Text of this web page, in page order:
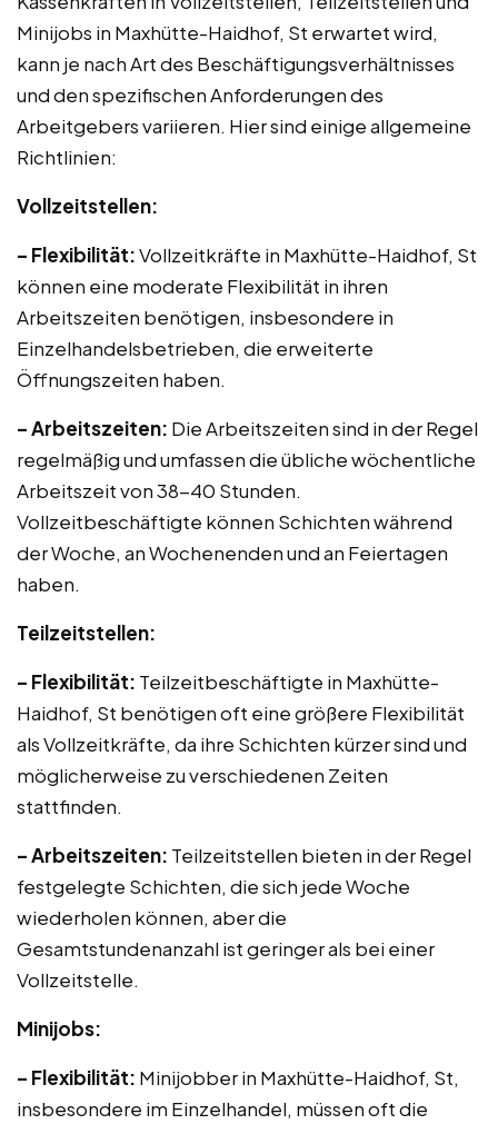
Minijobs in Maxhütte-Haidhof, St erwartet wird,
kann je nach Art des Beschäftigungsverhältnisses
und den spezifischen Anforderungen des
Arbeitgebers variieren. Hier sind einige allgemeine
Richtlinien:
Vollzeitstellen:
– Flexibilität:Vollzeitkräfte in Maxhütte-Haidhof, St
können eine moderate Flexibilität in ihren
Arbeitszeiten benötigen, insbesondere in
Einzelhandelsbetrieben, die erweiterte
Öffnungszeiten haben.
– Arbeitszeiten: Die Arbeitszeiten sind in der Regel
regelmäßig und umfassen die übliche wöchentliche
Arbeitszeit von 38-40 Stunden.
Vollzeitbeschäftigte können Schichten während
der Woche, an Wochenenden und an Feiertagen
haben.
Teilzeitstellen:
– Flexibilität: Teilzeitbeschäftigte in Maxhütte-
Haidhof, St benötigen oft eine größere Flexibilität
als Vollzeitkräfte, da ihre Schichten kürzer sind und
möglicherweise zu verschiedenen Zeiten
stattfinden.
– Arbeitszeiten: Teilzeitstellen bieten in der Regel
festgelegte Schichten, die sich jede Woche
wiederholen können, aber die
Gesamtstundenanzahl ist geringer als bei einer
Vollzeitstelle.
Minijobs:
– Flexibilität: Minijobber in Maxhütte-Haidhof, St,
insbesondere im Einzelhandel, müssen oft die